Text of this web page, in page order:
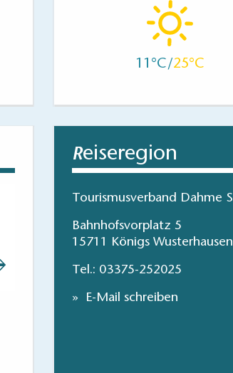
11 25
Angeln im
Reiseregion
Tourismusverband Dahme
Bahnhofsvorplatz 5
15711 Königs Wusterhausen
Tel.: 03375-252025
E-Mail schreiben